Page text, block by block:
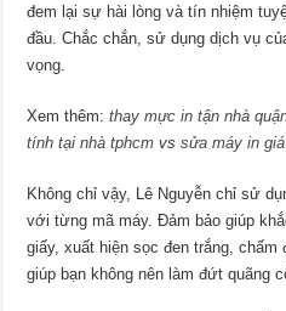
đem lại sự hài lòng và tín nhiệm
đầu. Chắc chắn, sử dụng dịch vụ
vọng.
Xem thêm:thay mực in tận nhà
tính tại nhà tphcm vssửa máy in
Không chỉ vậy, Lê Nguyễn chỉ sử
với từng mã máy. Đảm bảo giúp
giấy, xuất hiện sọc đen trắng,
giúp bạn không nên làm đứt quãng